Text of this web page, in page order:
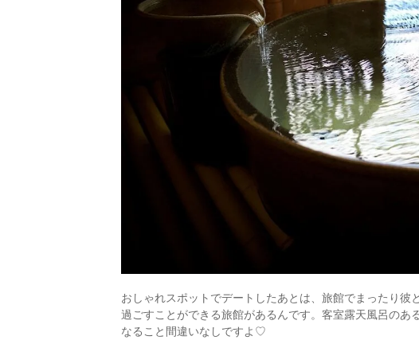
おしゃれスポットでデートしたあとは、旅館でまったり彼
過ごすことができる旅館があるんです。客室露天風呂のあ
なること間違いなしですよ♡